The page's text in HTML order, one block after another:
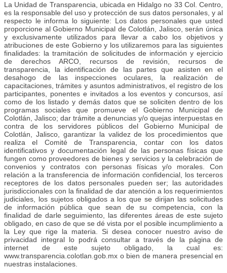
La Unidad de Transparencia, ubicada en Hidalgo no 33 Col. Centro,
es la responsable del uso y protección de sus datos personales, y al
respecto le informa lo siguiente: Los datos personales que usted
proporcione al Gobierno Municipal de Colotlán, Jalisco, serán única
y exclusivamente utilizados para llevar a cabo los objetivos y
atribuciones de este Gobierno y los utilizaremos para las siguientes
finalidades: la tramitación de solicitudes de información y ejercicio
de derechos ARCO, recursos de revisión, recursos de
transparencia, la identificación de las partes que asisten en el
desahogo de las inspecciones oculares, la realización de
capacitaciones, trámites y asuntos administrativos, el registro de los
participantes, ponentes e invitados a los eventos y concursos, así
como de los listado y demás datos que se soliciten dentro de los
programas sociales que promueve el Gobierno Municipal de
Colotlán, Jalisco; dar trámite a denuncias y/o quejas interpuestas en
contra de los servidores públicos del Gobierno Municipal de
Colotlán, Jalisco, garantizar la validez de los procedimientos que
realiza el Comité de Transparencia, contar con los datos
identificativos y documentación legal de las personas físicas que
fungen como proveedores de bienes y servicios y la celebración de
convenios y contratos con personas físicas y/o morales. Con
relación a la transferencia de información confidencial, los terceros
receptores de los datos personales pueden ser; las autoridades
jurisdiccionales con la finalidad de dar atención a los requerimientos
judiciales, los sujetos obligados a los que se dirijan las solicitudes
de información pública que sean de su competencia, con la
finalidad de darle seguimiento, las diferentes áreas de este sujeto
obligado, en caso de que se dé vista por el posible incumplimiento a
la Ley que rige la materia. Si desea conocer nuestro aviso de
privacidad integral lo podrá consultar a través de la página de
internet de este sujeto obligado, la cual es:
www.transparencia.colotlan.gob.mx o bien de manera presencial en
nuestras instalaciones.